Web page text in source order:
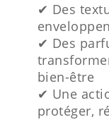
✔ Des
✔ Des
bien-être
✔ Une
protéger,